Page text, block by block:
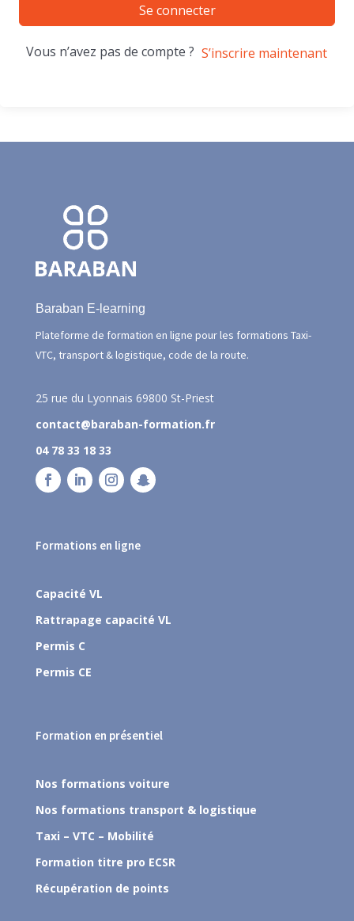
Se connecter
Vous n’avez pas de compte ? S’inscrire maintenant
Baraban E-learning
Plateforme de formation en ligne pour les formations Taxi-
VTC, transport & logistique, code de la route.
25 rue du Lyonnais 69800 St-Priest
contact@baraban-formation.fr
04 78 33 18 33
Formations en ligne
Capacité VL
Rattrapage capacité VL
Permis C
Permis CE
Formation en présentiel
Nos formations voiture
Nos formations transport & logistique
Taxi – VTC – Mobilité
Formation titre pro ECSR
Récupération de points